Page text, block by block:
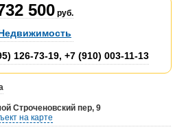
500 руб.
126-73-19, +7 (910) 003-11-13
Строченовский пер, 9
на карте